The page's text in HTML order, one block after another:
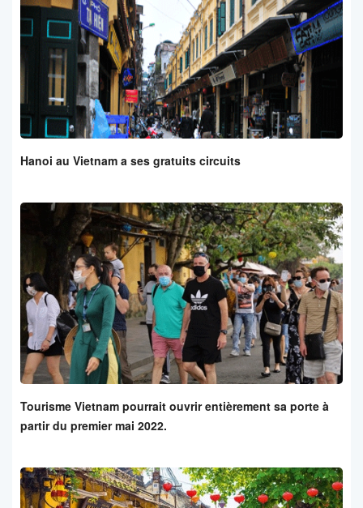
Hanoi au Vietnam a ses gratuits circuits
Tourisme Vietnam pourrait ouvrir entièrement sa porte à
partir du premier mai 2022.